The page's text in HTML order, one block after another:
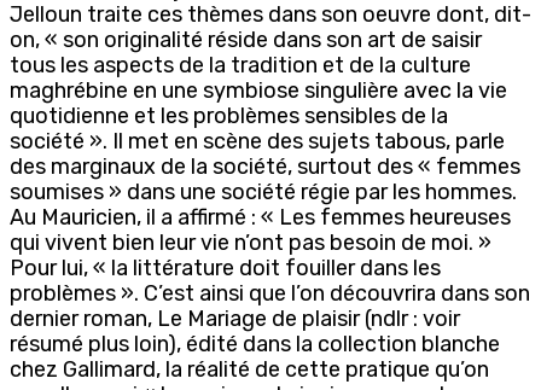
Jelloun traite ces thèmes dans son oeuvre dont, dit-
on, « son originalité réside dans son art de saisir
tous les aspects de la tradition et de la culture
maghrébine en une symbiose singulière avec la vie
quotidienne et les problèmes sensibles de la
société ». Il met en scène des sujets tabous, parle
des marginaux de la société, surtout des « femmes
soumises » dans une société régie par les hommes.
Au Mauricien, il a affirmé : « Les femmes heureuses
qui vivent bien leur vie n’ont pas besoin de moi. »
Pour lui, « la littérature doit fouiller dans les
problèmes ». C’est ainsi que l’on découvrira dans son
dernier roman, Le Mariage de plaisir (ndlr : voir
résumé plus loin), édité dans la collection blanche
chez Gallimard, la réalité de cette pratique qu’on